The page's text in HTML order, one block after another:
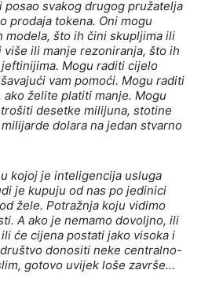
svakog drugog pružatelja
prodaja tokena. Oni mogu
modela, što ih čini skupljima ili
ili manje rezoniranja, što ih
Mogu raditi cijelo
vam pomoći. Mogu raditi
ako želite platiti manje. Mogu
desetke milijuna, stotine
dolara na jedan stvarno
kojoj je inteligencija usluga
je kupuju od nas po jedinici
žele. Potražnja koju vidimo
A ako je nemamo dovoljno, ili
će cijena postati jako visoka i
donositi neke centralno-
gotovo uvijek loše završe…